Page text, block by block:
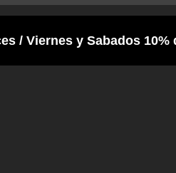
y Sabados 10% de